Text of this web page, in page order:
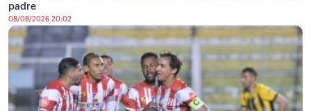
padre
08/08/2026 20:02